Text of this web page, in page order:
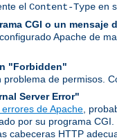
el Content-Type en
CGI o un mensaje
Apache de
"Forbidden"
problema de permisos.
Server Error"
de Apache ,
por su programa
cabeceras HTTP